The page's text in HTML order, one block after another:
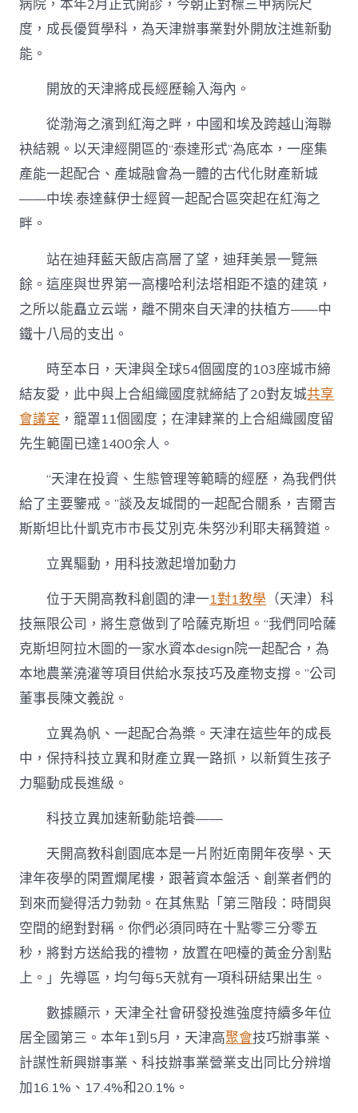
病院，本年2月正式開診，今朝正對標三甲病院尺
度，成長優質學科，為天津辦事業對外開放注進新動
能。
開放的天津將成長經歷輸入海內。
從渤海之濱到紅海之畔，中國和埃及跨越山海聯
袂結親。以天津經開區的“泰達形式”為底本，一座集
產能一起配合、產城融會為一體的古代化財產新城
——中埃·泰達蘇伊士經貿一起配合區突起在紅海之
畔。
站在迪拜藍天飯店高層了望，迪拜美景一覽無
餘。這座與世界第一高樓哈利法塔相距不遠的建筑，
之所以能矗立云端，離不開來自天津的扶植方——中
鐵十八局的支出。
時至本日，天津與全球54個國度的103座城市締
結友愛，此中與上合組織國度就締結了20對友城共享
會議室 ，籠罩11個國度；在津肄業的上合組織國度留
先生範圍已達1400余人。
“天津在投資、生態管理等範疇的經歷，為我們供
給了主要鑒戒。”談及友城間的一起配合關系，吉爾吉
斯斯坦比什凱克市市長艾別克·朱努沙利耶夫稱贊道。
立異驅動，用科技激起增加動力
位于天開高教科創園的津一1對1教學 （天津）科
技無限公司，將生意做到了哈薩克斯坦。“我們同哈薩
克斯坦阿拉木圖的一家水資本design院一起配合，為
本地農業澆灌等項目供給水泵技巧及產物支撐。”公司
董事長陳文義說。
立異為帆、一起配合為槳。天津在這些年的成長
中，保持科技立異和財產立異一路抓，以新質生孩子
力驅動成長進級。
科技立異加速新動能培養——
天開高教科創園底本是一片附近南開年夜學、天
津年夜學的閑置爛尾樓，跟著資本盤活、創業者們的
到來而變得活力勃勃。在其焦點「第三階段：時間與
空間的絕對對稱。你們必須同時在十點零三分零五
秒，將對方送給我的禮物，放置在吧檯的黃金分割點
上。」先導區，均勻每5天就有一項科研結果出生。
數據顯示，天津全社會研發投進強度持續多年位
居全國第三。本年1到5月，天津高聚會技巧辦事業、
計謀性新興辦事業、科技辦事業營業支出同比分辨增
加16.1%、17.4%和20.1%。